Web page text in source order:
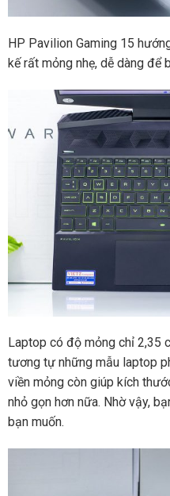
HP Pavilion Gaming 15
kế rất mỏng nhẹ, dễ dàng để
Laptop có độ mỏng chỉ 2,35
tương tự những mẫu laptop
viền mỏng còn giúp kích
nhỏ gọn hơn nữa. Nhờ vậy,
bạn muốn.